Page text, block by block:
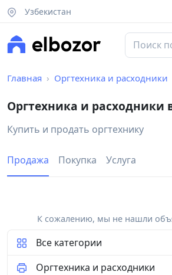
Узбекистан
Главная Оргтехника и расходники
Оргтехника и расходники
Купить и продать оргтехнику
Продажа Покупка Услуга
К сожалению, мы не нашли
Все категории
Оргтехника и расходники